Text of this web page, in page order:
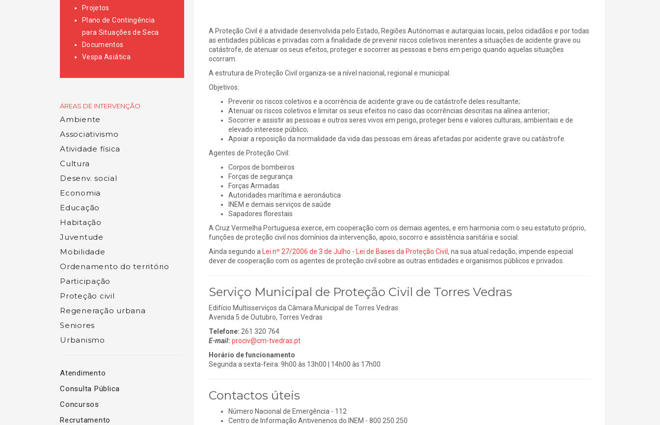
Projetos
Plano de Contingência
para Situações de Seca
Documentos
Vespa Asiática
ÁREAS DE INTERVENÇÃO
Ambiente
Associativismo
Atividade física
Cultura
Desenv. social
Economia
Educação
Habitação
Juventude
Mobilidade
Ordenamento do território
Participação
Proteção civil
Regeneração urbana
Seniores
Urbanismo
Atendimento
Consulta Pública
Concursos
Recrutamento
A Proteção Civil é a atividade desenvolvida pelo Estado, Regiões Autónomas e autarquias locais, pelos cidadãos e por todas
as entidades públicas e privadas com a finalidade de prevenir riscos coletivos inerentes a situações de acidente grave ou
catástrofe, de atenuar os seus efeitos, proteger e socorrer as pessoas e bens em perigo quando aquelas situações
ocorram.
A estrutura de Proteção Civil organiza-se a nível nacional, regional e municipal.
Objetivos:
Prevenir os riscos coletivos e a ocorrência de acidente grave ou de catástrofe deles resultante;
Atenuar os riscos coletivos e limitar os seus efeitos no caso das ocorrências descritas na alínea anterior;
Socorrer e assistir as pessoas e outros seres vivos em perigo, proteger bens e valores culturais, ambientais e de
elevado interesse público;
Apoiar a reposição da normalidade da vida das pessoas em áreas afetadas por acidente grave ou catástrofe.
Agentes de Proteção Civil:
Corpos de bombeiros
Forças de segurança
Forças Armadas
Autoridades marítima e aeronáutica
INEM e demais serviços de saúde
Sapadores florestais
A Cruz Vermelha Portuguesa exerce, em cooperação com os demais agentes, e em harmonia com o seu estatuto próprio,
funções de proteção civil nos domínios da intervenção, apoio, socorro e assistência sanitária e social.
Ainda segundo a
Lei nº 27/2006 de 3 de Julho - Lei de Bases da Proteção Civil , na sua atual redação, impende especial
dever de cooperação com os agentes de proteção civil sobre as outras entidades e organismos públicos e privados.
Serviço Municipal de Proteção Civil de Torres Vedras
Edifício Multisserviços da Câmara Municipal de Torres Vedras
Avenida 5 de Outubro, Torres Vedras
Telefone: 261 320 764
E-mail: prociv@cm-tvedras.pt
Horário de funcionamento
Segunda a sexta-feira: 9h00 às 13h00 | 14h00 às 17h00
Contactos úteis
Número Nacional de Emergência - 112
Centro de Informação Antivenenos do INEM - 800 250 250